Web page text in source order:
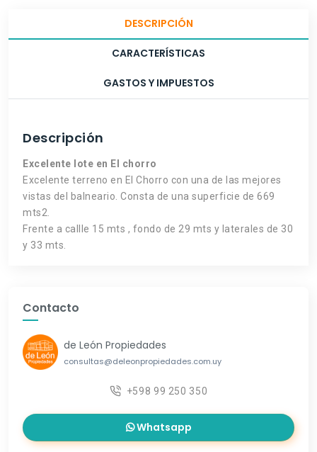
DESCRIPCIÓN
CARACTERÍSTICAS
GASTOS Y IMPUESTOS
Descripción
Excelente lote en El chorro
Excelente terreno en El Chorro con una de las mejores
vistas del balneario. Consta de una superficie de 669
mts2.
Frente a callle 15 mts , fondo de 29 mts y laterales de 30
y 33 mts.
Contacto
de León Propiedades
consultas@deleonpropiedades.com.uy
+598 99 250 350
Whatsapp